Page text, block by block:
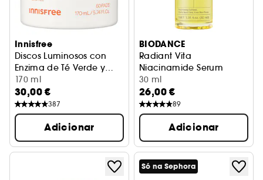
Innisfree
Discos Luminosos con
Enzima de Té Verde y
Vitamina C
Cuidado antimanchas
170 ml
30,00 €
387
Adicionar
BIODANCE
Radiant Vita
Niacinamide Serum
Sérum iluminador e
30 ml
26,00 €
89
Adicionar
Só na Sephora